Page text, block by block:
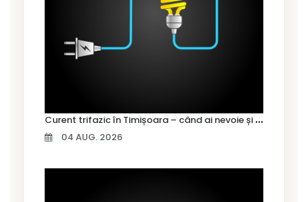
C
urent trifazic în Timișoara – când ai nevoie și cum îl alegi
04 AUG. 2026